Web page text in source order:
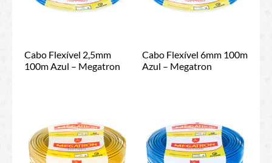
Cabo Flexível 2,5mm
100m Azul – Megatron
Cabo Flexível 6mm 100m
Azul – Megatron